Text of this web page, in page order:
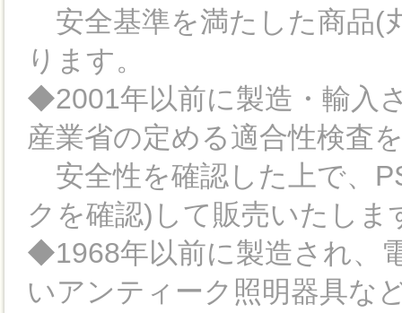
安全基準を満たした商品(
ります。
◆2001年以前に製造・輸入
産業省の定める適合性検査
安全性を確認した上で、
クを確認)して販売いたしま
◆1968年以前に製造され、
いアンティーク照明器具な